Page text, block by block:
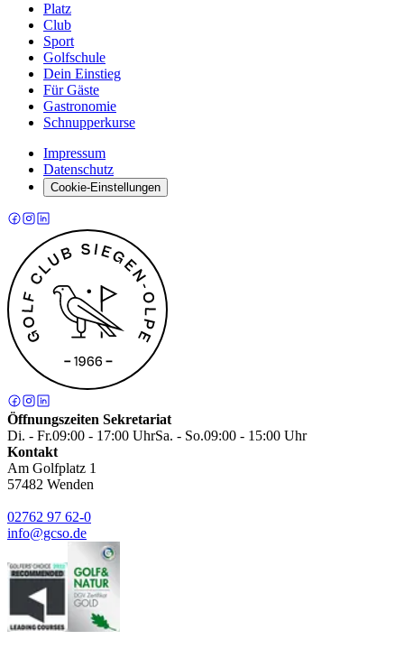
Platz
Club
Sport
Golfschule
Dein Einstieg
Für Gäste
Gastronomie
Schnupperkurse
Impressum
Datenschutz
Cookie-Einstellungen
Öffnungszeiten Sekretariat
Di. - Fr.09:00 - 17:00 UhrSa. - So.09:00 - 15:00 Uhr
Kontakt
Am Golfplatz 1
57482 Wenden
02762 97 62-0
info@gcso.de